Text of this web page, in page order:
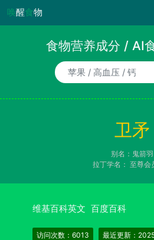
唤醒食物
食物营养成分 / AI
食物/AI食疗诉求/补充剂名称
卫矛
别名：鬼箭羽
拉丁学名： 至尊会
维基百科英文 百度百科
访问次数：6013 最近更新：